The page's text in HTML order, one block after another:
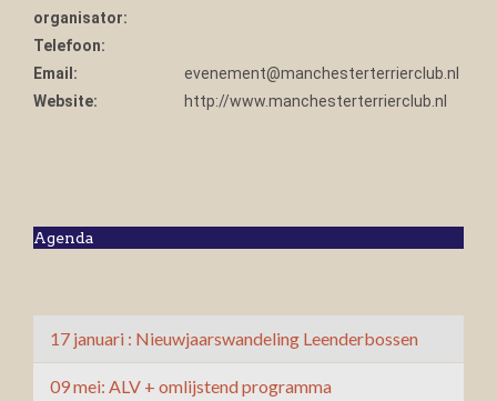
organisator:
Telefoon:
Email:
evenement@manchesterterrierclub.nl
Website:
http://www.manchesterterrierclub.nl
Agenda
17 januari : Nieuwjaarswandeling Leenderbossen
09 mei: ALV + omlijstend programma